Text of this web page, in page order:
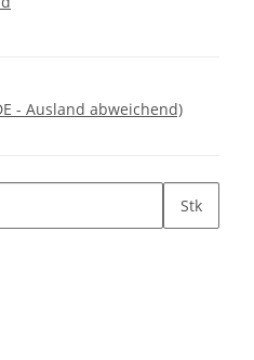
- Ausland abweichend)
Stk